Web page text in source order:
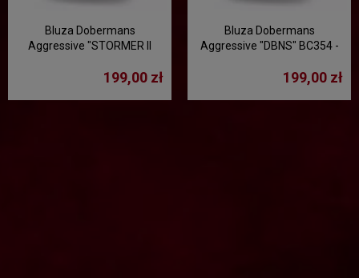
Bluza Dobermans
Aggressive "STORMER II
199,00 zł
Bluza Dobermans
Aggressive "DBNS" BC354 -
199,00 zł